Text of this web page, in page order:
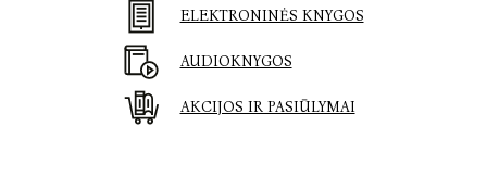
ELEKTRONINĖS KNYGOS
AUDIOKNYGOS
AKCIJOS IR PASIŪLYMAI